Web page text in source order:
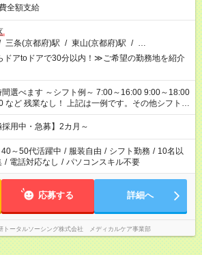
全額支給
三条(京都府)駅 / 東山(京都府)駅 / …
アtoドアで30分以内！≫ご希望の勤務地を紹介
～ 7:00～16:00 9:00～18:00
上記は一例です。その他シフトも
せて法定労働時
を超えなければOK
採用中・急募】2カ月～
40～50代活躍中 / 服装自由 / シフト勤務 / 10名以
/ 電話対応なし / パソコンスキル不要
応募する 詳細へ
トータルソーシング株式会社 メディカルケア事業部